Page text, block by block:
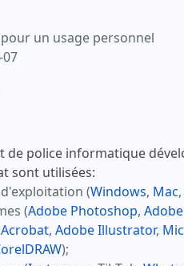
un usage personnel
07
de police informatique
sont utilisées:
(Windows, Mac,
(Adobe Photoshop,
, Adobe Illustrator,
);